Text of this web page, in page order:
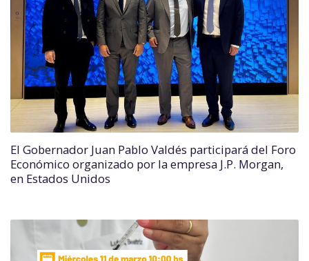
El Gobernador Juan Pablo Valdés participará del Foro
Económico organizado por la empresa J.P. Morgan,
en Estados Unidos